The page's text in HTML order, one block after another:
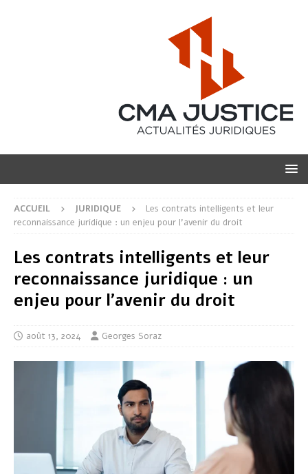
ACCUEIL JURIDIQUE
Les contrats intelligents et leur
reconnaissance juridique : un enjeu pour l’avenir du droit
Les contrats intelligents et leur
reconnaissance juridique : un
enjeu pour l’avenir du droit
août 13, 2024 Georges Soraz